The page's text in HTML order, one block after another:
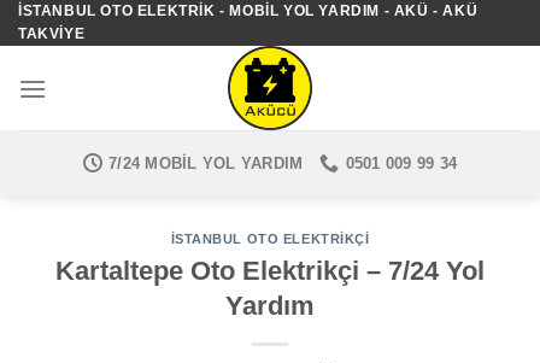
İçeriğe
atla
İSTANBUL OTO ELEKTRIK - MOBIL YOL YARDIM - AKÜ - AKÜ
TAKVIYE
7/24 MOBIL YOL YARDIM 0501 009 99 34
İSTANBUL OTO ELEKTRIKÇI
Kartaltepe Oto Elektrikçi – 7/24 Yol
Yardım